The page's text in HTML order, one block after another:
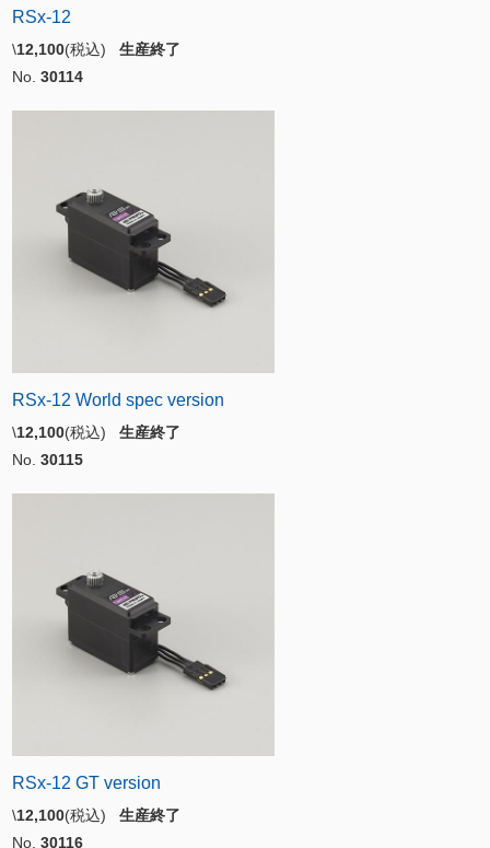
RSx-12
\12,100(税込) 生産終了
No. 30114
RSx-12 World spec version
\12,100(税込) 生産終了
No. 30115
RSx-12 GT version
\12,100(税込) 生産終了
No. 30116